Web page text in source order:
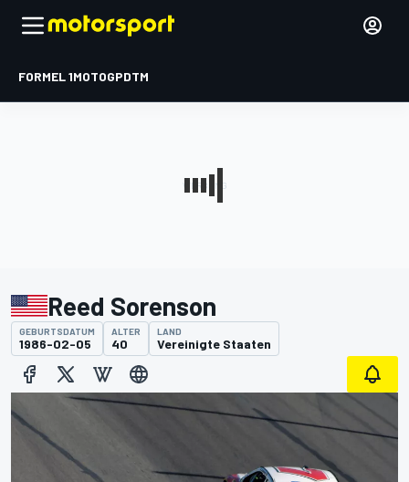
FORMEL 1MOTOGPDTM
Reed Sorenson
GEBURTSDATUM
1986-02-05
ALTER
40
LAND
Vereinigte Staaten